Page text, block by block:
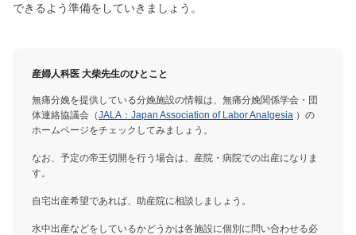
できるよう準備をしていきましょう。
産婦人科医 大柴先生のひとこと
無痛分娩を提供している分娩施設の情報は、無痛分娩関係学会・団
体連絡協議会（JALA：Japan Association of Labor Analgesia ）の
ホームページをチェックしてみましょう。
なお、予定の帝王切開を行う場合は、産院・病院での出産になりま
す。
自宅出産希望であれば、助産院に相談しましょう。
水中出産などをしているかどうかは各施設に個別に問い合わせる必